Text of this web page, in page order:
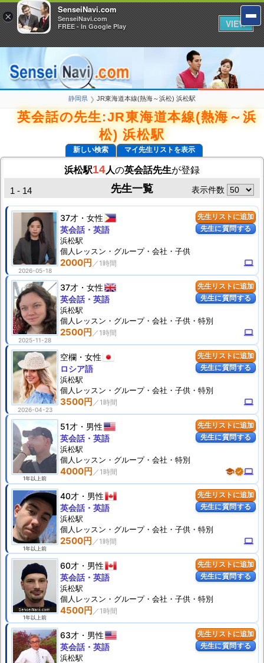
静岡県 ❯ JR東海道本線(熱海～浜松) 浜松駅
英会話の先生:JR東海道本線(熱海～浜
松) 浜松駅
新しい検索 マイ先生リストを表示
浜松駅14人の英会話先生が登録
先生一覧
1 - 14 表示件数
先生リストに追加
先生に質問する
2026-05-18
37才 女性
2000円 computer
英会話・英語
浜松駅
個人 レッスン ・グループ・会社・子供
先生リストに追加
先生に質問する
2025-11-28
37才 女性
2500円 computer
英会話・英語
浜松駅
個人 レッスン ・グループ・会社・子供・特別
先生リストに追加
先生に質問する
2026-04-23
空欄 女性
3500円 computer
ロシア語
浜松駅
個人 レッスン ・グループ・会社・子供・特別
先生リストに追加
先生に質問する
1年以上前
51才 男性
4000円 schoolverifiedcomputer
英会話・英語
浜松駅
個人 レッスン ・グループ・会社・特別
先生リストに追加
先生に質問する
1年以上前
40才 男性
2500円 computer
英会話・英語
浜松駅
個人 レッスン ・グループ・会社・子供・特別
先生リストに追加
先生に質問する
1年以上前
60才 男性
4500円
英会話・英語
浜松駅
個人 レッスン ・グループ・会社・子供・特別
先生リストに追加
先生に質問する
63才 男性
英会話・英語
浜松駅
×
SenseiNavi.com
SenseiNavi.com
FREE - In Google Play
VIEW
×
SenseiNavi.com
SenseiNavi.com
FREE - In Google Play
VIEW